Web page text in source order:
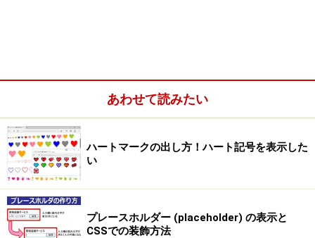
あわせて読みたい
ハートマークの出し方！ハート記号を表示した
い
プレースホルダー (placeholder) の表示と
CSSでの装飾方法